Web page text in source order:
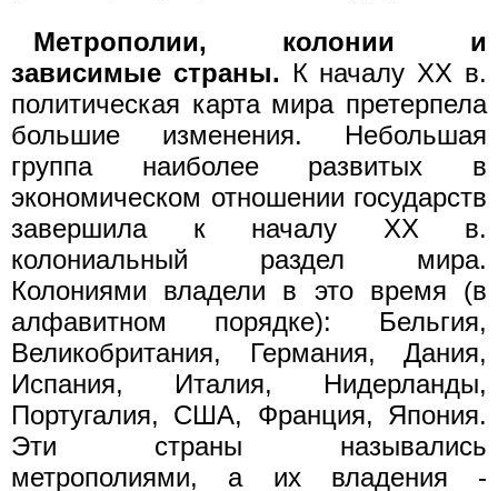
Метрополии, колонии и
зависимые страны. К началу XX в.
политическая карта мира претерпела
большие изменения. Небольшая
группа наиболее развитых в
экономическом отношении государств
завершила к началу XX в.
колониальный раздел мира.
Колониями владели в это время (в
алфавитном порядке): Бельгия,
Великобритания, Германия, Дания,
Испания, Италия, Нидерланды,
Португалия, США, Франция, Япония.
Эти страны назывались
метрополиями, а их владения -